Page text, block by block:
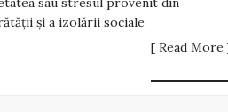
şi a izolării sociale
[ Read More